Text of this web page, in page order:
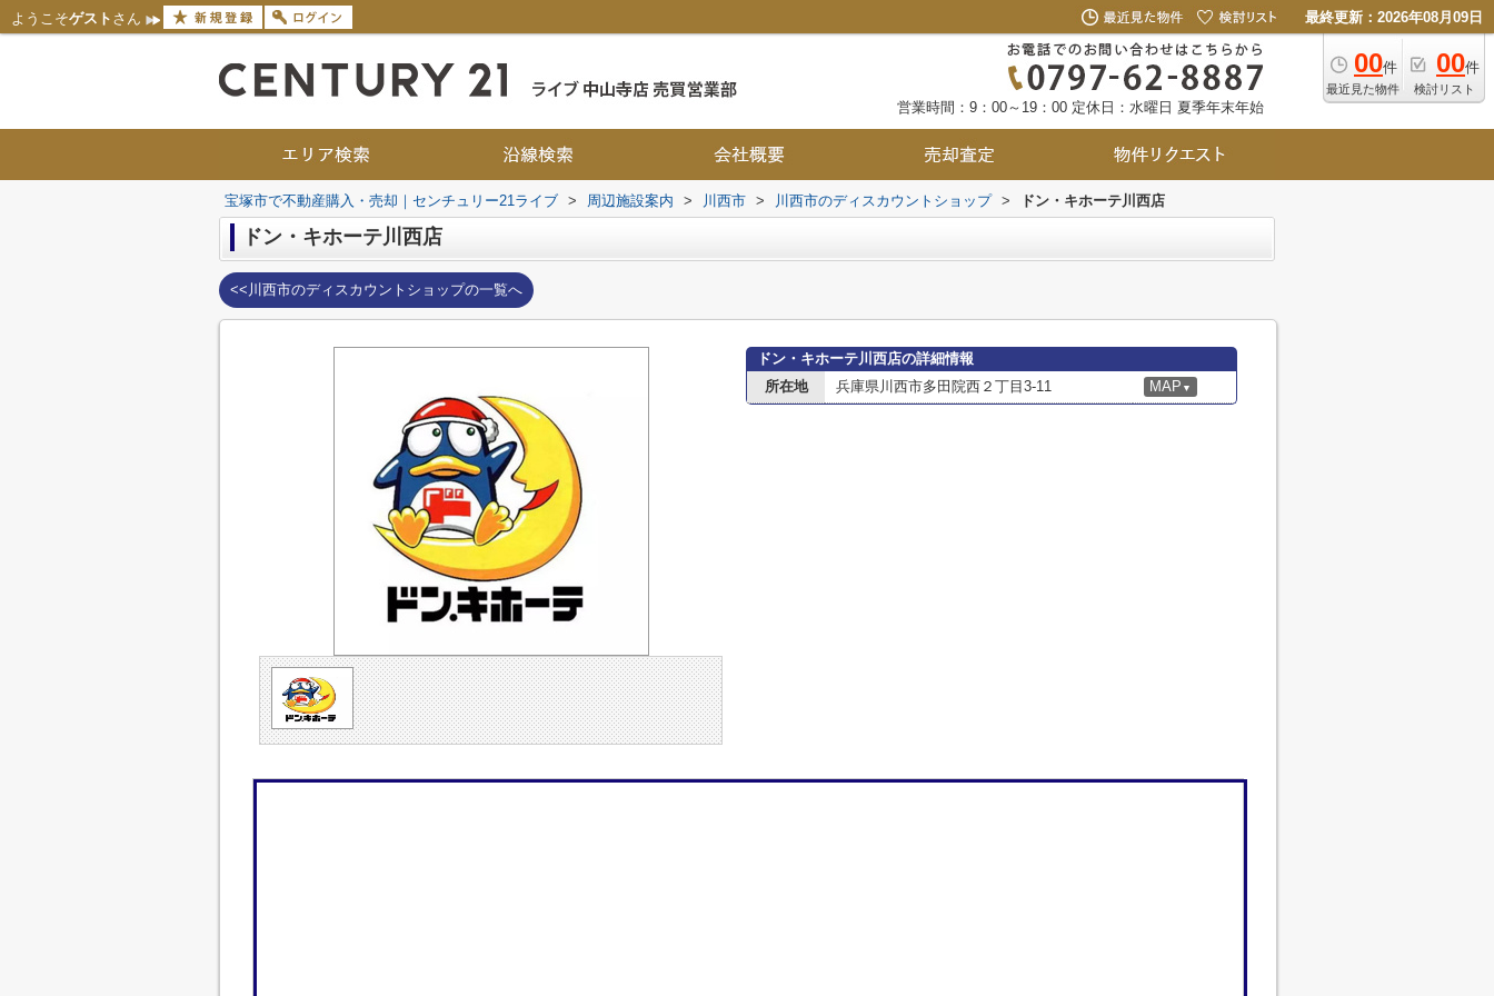
ようこそゲスト さん 最終更新：2026年08月09日
00件
最近見た物件
00件
検討リスト
営業時間：9：00～19：00 定休日：水曜日 夏季年末年始
宝塚市で不動産購入・売却｜センチュリー21ライブ > 周辺施設案内 > 川西市 > 川西市のディスカウントショップ > ドン・キホーテ川西店
ドン・キホーテ川西店
<<川西市のディスカウントショップの一覧へ
ドン・キホーテ川西店の詳細情報
所在地
兵庫県川西市多田院西２丁目3-11 MAP ▼